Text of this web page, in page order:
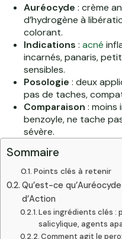
Auréocyde : crème
d’hydrogène à
colorant.
Indications : acné
incarnés, panaris,
sensibles.
Posologie : deux
pas de taches,
Comparaison : moins
benzoyle, ne tache
sévère.
Sommaire
Points clés à retenir
Qu’est-ce
d’Action
Les ingrédients clés :
salicylique, agents
Comment agit le